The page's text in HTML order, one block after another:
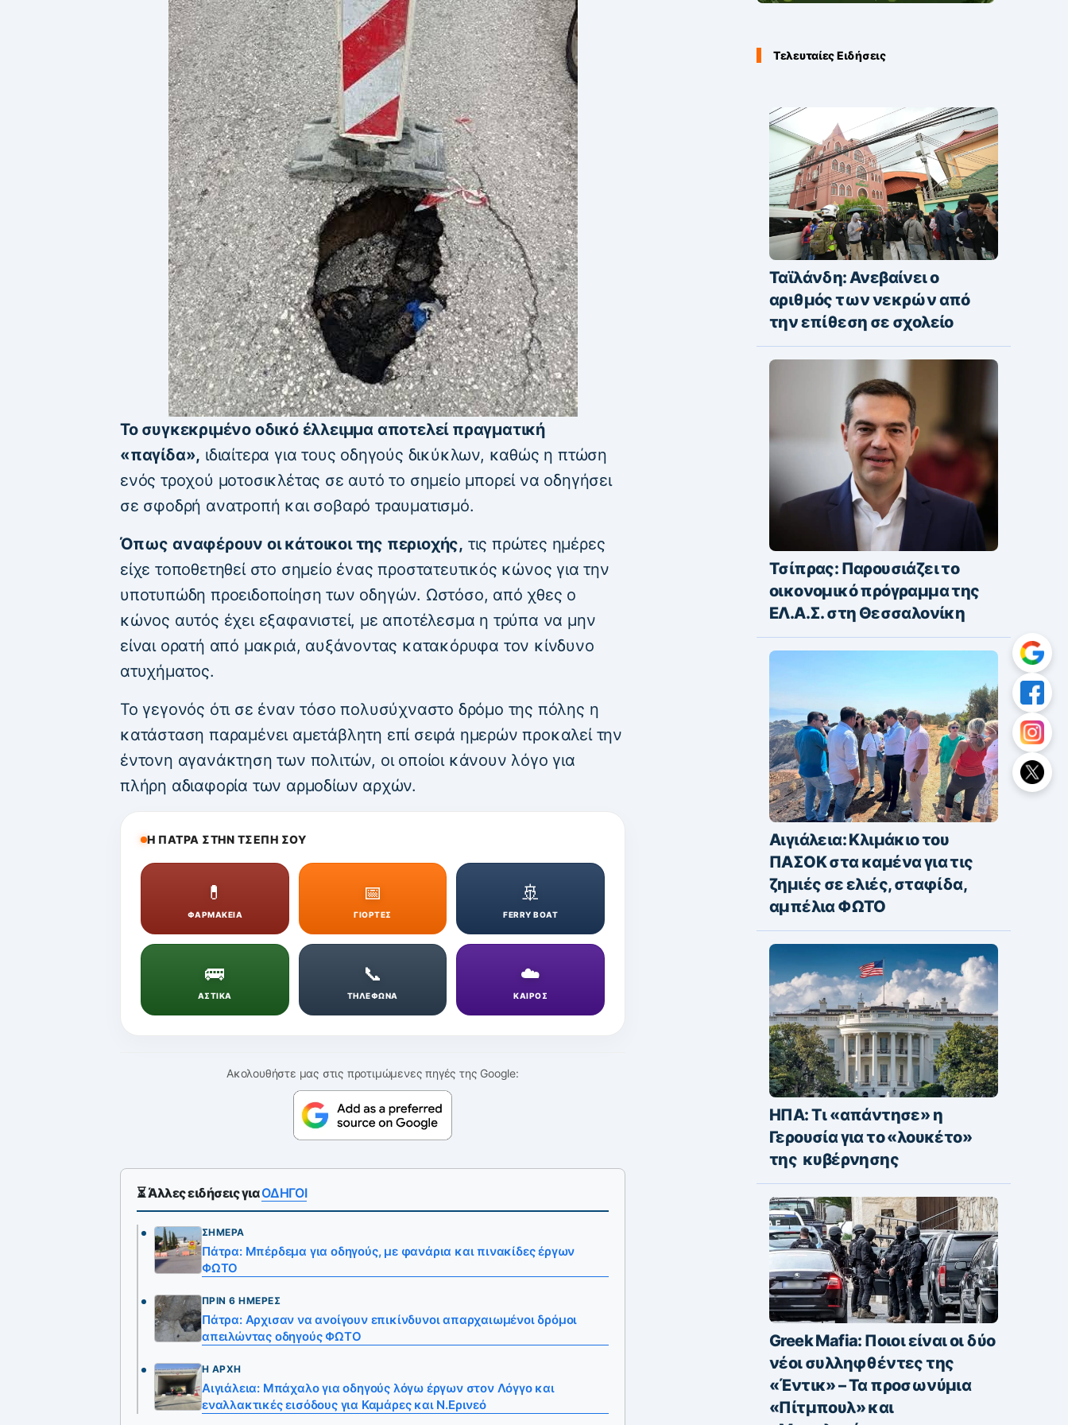
Το συγκεκριμένο οδικό έλλειμμα αποτελεί πραγματική
«παγίδα», ιδιαίτερα για τους οδηγούς δικύκλων, καθώς η πτώση
ενός τροχού μοτοσικλέτας σε αυτό το σημείο μπορεί να οδηγήσει
σε σφοδρή ανατροπή και σοβαρό τραυματισμό.
Όπως αναφέρουν οι κάτοικοι της περιοχής, τις πρώτες ημέρες
είχε τοποθετηθεί στο σημείο ένας προστατευτικός κώνος για την
υποτυπώδη προειδοποίηση των οδηγών. Ωστόσο, από χθες ο
κώνος αυτός έχει εξαφανιστεί, με αποτέλεσμα η τρύπα να μην
είναι ορατή από μακριά, αυξάνοντας κατακόρυφα τον κίνδυνο
ατυχήματος.
Το γεγονός ότι σε έναν τόσο πολυσύχναστο δρόμο της πόλης η
κατάσταση παραμένει αμετάβλητη επί σειρά ημερών προκαλεί την
έντονη αγανάκτηση των πολιτών, οι οποίοι κάνουν λόγο για
πλήρη αδιαφορία των αρμοδίων αρχών.
Η ΠΑΤΡΑ ΣΤΗΝ ΤΣΕΠΗ ΣΟΥ
💊
ΦΑΡΜΑΚΕΙΑ
📅
ΓΙΟΡΤΕΣ
🚢
FERRY BOAT
🚌
ΑΣΤΙΚΑ
📞
ΤΗΛΕΦΩΝΑ
☁️
ΚΑΙΡΟΣ
Ακολουθήστε μας στις προτιμώμενες πηγές της Google:
⏳ Άλλες ειδήσεις γιαΟΔΗΓΟΙ
ΣΉΜΕΡΑ
Πάτρα: Μπέρδεμα για οδηγούς, με φανάρια και πινακίδες έργων
ΦΩΤΟ
ΠΡΙΝ 6 ΗΜΈΡΕΣ
Πάτρα: Αρχισαν να ανοίγουν επικίνδυνοι απαρχαιωμένοι δρόμοι
απειλώντας οδηγούς ΦΩΤΟ
Η ΑΡΧΉ
Αιγιάλεια: Μπάχαλο για οδηγούς λόγω έργων στον Λόγγο και
εναλλακτικές εισόδους για Καμάρες και Ν.Ερινεό
Τελευταίες Ειδήσεις
Ταϊλάνδη: Ανεβαίνει ο
αριθμός των νεκρών από
την επίθεση σε σχολείο
Τσίπρας: Παρουσιάζει το
οικονομικό πρόγραμμα της
ΕΛ.Α.Σ. στη Θεσσαλονίκη
Αιγιάλεια: Κλιμάκιο του
ΠΑΣΟΚ στα καμένα για τις
ζημιές σε ελιές, σταφίδα,
αμπέλια ΦΩΤΟ
ΗΠΑ: Τι «απάντησε» η
Γερουσία για το «λουκέτο»
της κυβέρνησης
Greek Mafia: Ποιοι είναι οι δύο
νέοι συλληφθέντες της
«Έντικ» – Τα προσωνύμια
«Πίτμπουλ» και